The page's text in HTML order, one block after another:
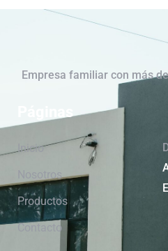
Empresa familiar con más
Páginas
Inicio
Nosotros
Productos
Contacto